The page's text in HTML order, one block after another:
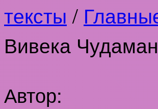
тексты /
Вивека
Автор: